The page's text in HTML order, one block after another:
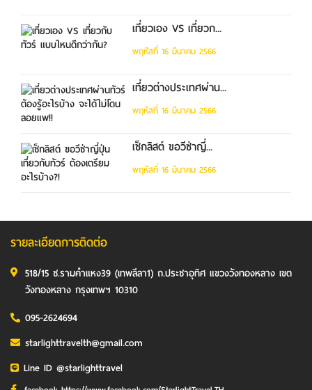
เที่ยวเอง VS เที่ยวก...
พฤหัสที่ 16 มีนาคม 2566
เที่ยวต่างประเทศผ่าน...
พฤหัสที่ 16 มีนาคม 2566
เช็กลิสต์ ขอวีซ่าญี่...
พฤหัสที่ 16 มีนาคม 2566
รายละเอียดการติดต่อ
518/15 ซ.รามคำแหง39 (เทพลีลา1) ถ.ประชาอุทิศ แขวงวังทองหลาง เขต
วังทองหลาง กรุงเทพฯ 10310
095-2624694
starlighttravelth@gmail.com
Line ID @starlighttravel